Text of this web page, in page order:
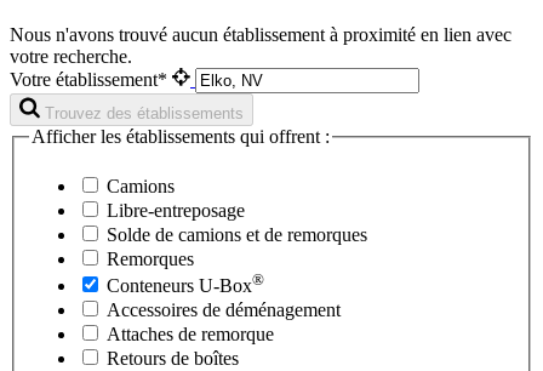
Nous n'avons trouvé aucun établissement à proximité en lien avec
votre recherche.
Votre établissement*
Trouvez des établissements
Afficher les établissements qui offrent :
Camions
Libre-entreposage
Solde de camions et de remorques
Remorques
Conteneurs U-Box®
Accessoires de déménagement
Attaches de remorque
Retours de boîtes